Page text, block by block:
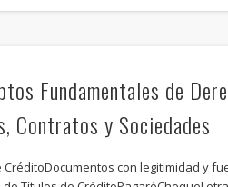
Fundamentales de
Contratos y Sociedades
CréditoDocumentos con legitimidad y